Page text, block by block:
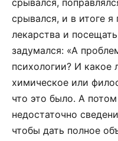
срывался, и в итоге я
лекарства и
задумался: «А
психологии? И
химическое или
что это было. А
недостаточно
чтобы дать полное